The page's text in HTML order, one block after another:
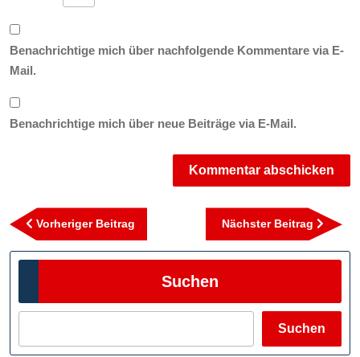
Benachrichtige mich über nachfolgende Kommentare via E-
Mail.
Benachrichtige mich über neue Beiträge via E-Mail.
Beitragsnavigation
Vorheriger Beitrag
Beitrag
Nächster Beitrag
Suchen
Suchen